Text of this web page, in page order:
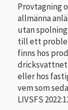
Provtagning
allmänna
utan
till ett
finns hos
dricksvattnet
eller hos
vem som
LIVSFS